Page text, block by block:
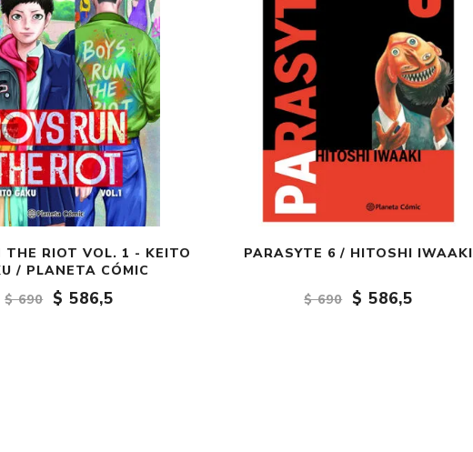
THE RIOT VOL. 1 - KEITO
/ PLANETA CÓMIC
$ 690
$ 586,5
PARASYTE 6 / HITOSHI IWAAKI
$ 690 $ 586,5